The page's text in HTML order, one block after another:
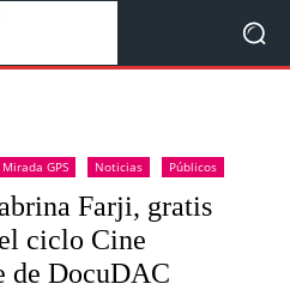
Mirada GPS Noticias Públicos
Farji, gratis
ciclo Cine
de DocuDAC